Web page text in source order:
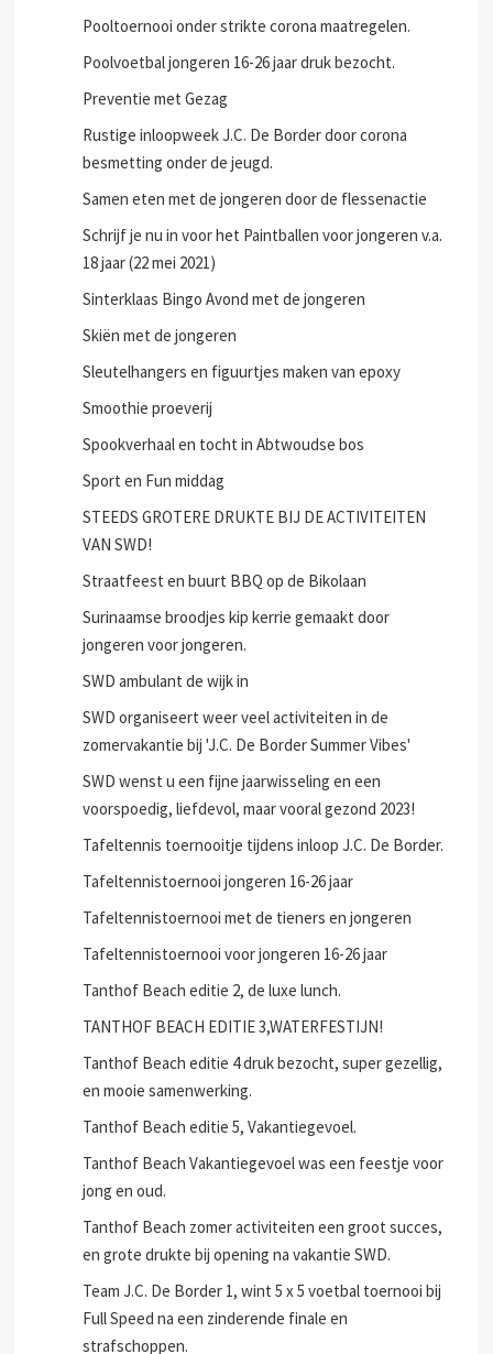
Pooltoernooi onder strikte corona maatregelen.
Poolvoetbal jongeren 16-26 jaar druk bezocht.
Preventie met Gezag
Rustige inloopweek J.C. De Border door corona
besmetting onder de jeugd.
Samen eten met de jongeren door de flessenactie
Schrijf je nu in voor het Paintballen voor jongeren v.a.
18 jaar (22 mei 2021)
Sinterklaas Bingo Avond met de jongeren
Skiën met de jongeren
Sleutelhangers en figuurtjes maken van epoxy
Smoothie proeverij
Spookverhaal en tocht in Abtwoudse bos
Sport en Fun middag
STEEDS GROTERE DRUKTE BIJ DE ACTIVITEITEN
VAN SWD!
Straatfeest en buurt BBQ op de Bikolaan
Surinaamse broodjes kip kerrie gemaakt door
jongeren voor jongeren.
SWD ambulant de wijk in
SWD organiseert weer veel activiteiten in de
zomervakantie bij 'J.C. De Border Summer Vibes'
SWD wenst u een fijne jaarwisseling en een
voorspoedig, liefdevol, maar vooral gezond 2023!
Tafeltennis toernooitje tijdens inloop J.C. De Border.
Tafeltennistoernooi jongeren 16-26 jaar
Tafeltennistoernooi met de tieners en jongeren
Tafeltennistoernooi voor jongeren 16-26 jaar
Tanthof Beach editie 2, de luxe lunch.
TANTHOF BEACH EDITIE 3,WATERFESTIJN!
Tanthof Beach editie 4 druk bezocht, super gezellig,
en mooie samenwerking.
Tanthof Beach editie 5, Vakantiegevoel.
Tanthof Beach Vakantiegevoel was een feestje voor
jong en oud.
Tanthof Beach zomer activiteiten een groot succes,
en grote drukte bij opening na vakantie SWD.
Team J.C. De Border 1, wint 5 x 5 voetbal toernooi bij
Full Speed na een zinderende finale en
strafschoppen.